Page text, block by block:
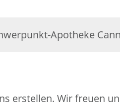
Apotheke
erstellen. Wir freuen